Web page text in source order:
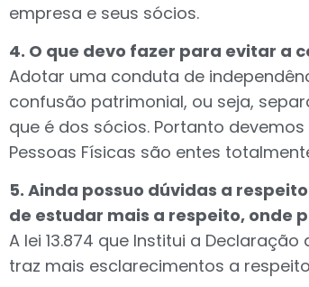
empresa e seus sócios.
4. O que devo fazer para evitar a
Adotar uma conduta de
confusão patrimonial, ou seja,
que é dos sócios. Portanto
Pessoas Físicas são entes
5. Ainda possuo dúvidas a
de estudar mais a respeito, onde
A lei 13.874 que Institui a
traz mais esclarecimentos a